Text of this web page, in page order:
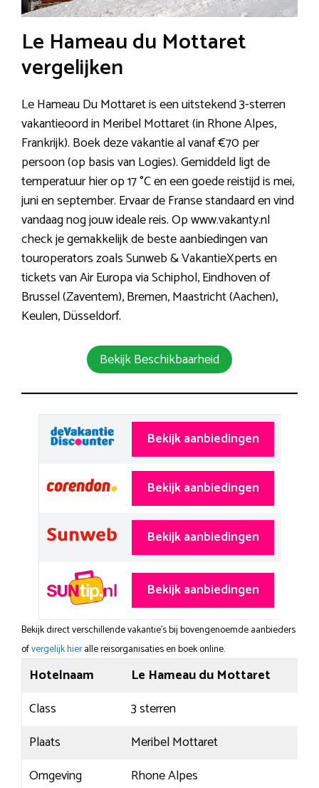
Le Hameau du Mottaret
vergelijken
Le Hameau Du Mottaret is een uitstekend 3-sterren
vakantieoord in Meribel Mottaret (in Rhone Alpes,
Frankrijk). Boek deze vakantie al vanaf €70 per
persoon (op basis van Logies). Gemiddeld ligt de
temperatuur hier op 17 °C en een goede reistijd is mei,
juni en september. Ervaar de Franse standaard en vind
vandaag nog jouw ideale reis. Op www.vakanty.nl
check je gemakkelijk de beste aanbiedingen van
touroperators zoals Sunweb & VakantieXperts en
tickets van Air Europa via Schiphol, Eindhoven of
Brussel (Zaventem), Bremen, Maastricht (Aachen),
Keulen, Düsseldorf.
Bekijk Beschikbaarheid
Bekijk aanbiedingen
Bekijk aanbiedingen
Bekijk aanbiedingen
Bekijk aanbiedingen
Bekijk direct verschillende vakantie's bij bovengenoemde aanbieders
ofvergelijk hieralle reisorganisaties en boek online.
Hotelnaam
Le Hameau du Mottaret
Class
3 sterren
Plaats
Meribel Mottaret
Omgeving
Rhone Alpes